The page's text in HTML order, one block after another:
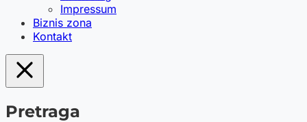
Impressum
Biznis zona
Kontakt
Pretraga